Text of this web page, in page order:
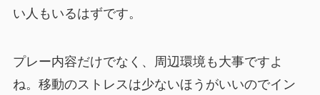
い人もいるはずです。
プレー内容だけでなく、周辺環境も大事ですよ
ね。移動のストレスは少ないほうがいいのでイン